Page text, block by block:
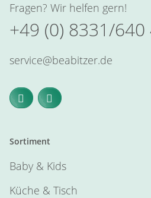
Fragen? Wir helfen gern!
+49 (0) 8331/640
service@beabitzer.de
Sortiment
Baby & Kids
Küche & Tisch